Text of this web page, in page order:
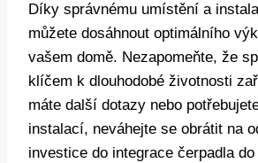
Díky správnému umístění a
můžete dosáhnout optimálního
vašem domě. Nezapomeňte, že
klíčem k dlouhodobé životnosti
máte další dotazy nebo
instalací, neváhejte se obrátit na
investice do integrace čerpadla